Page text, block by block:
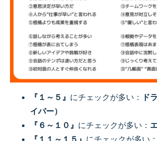
『１～５』 にチェックが多い：
ド
イバー）
『６～１０』 にチェックが多い：